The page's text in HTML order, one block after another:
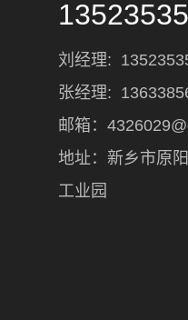
刘经理:
张经理:
邮箱：
地址：新乡市原
工业园